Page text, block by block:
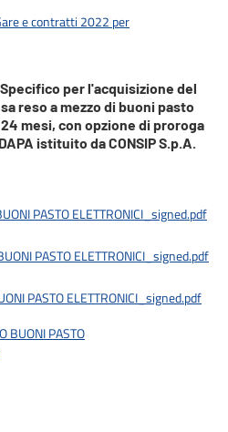
e contratti 2022 per
per l'acquisizione del
reso a mezzo di buoni pasto
mesi, con opzione di proroga
istituito da CONSIP S.p.A.
PASTO ELETTRONICI_signed.pdf
PASTO ELETTRONICI_signed.pdf
PASTO ELETTRONICI_signed.pdf
BUONI PASTO